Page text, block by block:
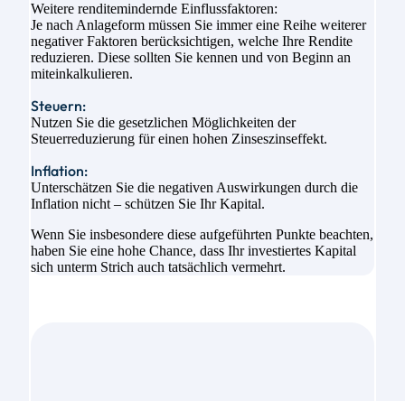
Weitere renditemindernde Einflussfaktoren:
Je nach Anlageform müssen Sie immer eine Reihe weiterer
negativer Faktoren berücksichtigen, welche Ihre Rendite
reduzieren. Diese sollten Sie kennen und von Beginn an
miteinkalkulieren.
Steuern:
Nutzen Sie die gesetzlichen Möglichkeiten der
Steuerreduzierung für einen hohen Zinseszinseffekt.
Inflation:
Unterschätzen Sie die negativen Auswirkungen durch die
Inflation nicht – schützen Sie Ihr Kapital.
Wenn Sie insbesondere diese aufgeführten Punkte beachten,
haben Sie eine hohe Chance, dass Ihr investiertes Kapital
sich unterm Strich auch tatsächlich vermehrt.